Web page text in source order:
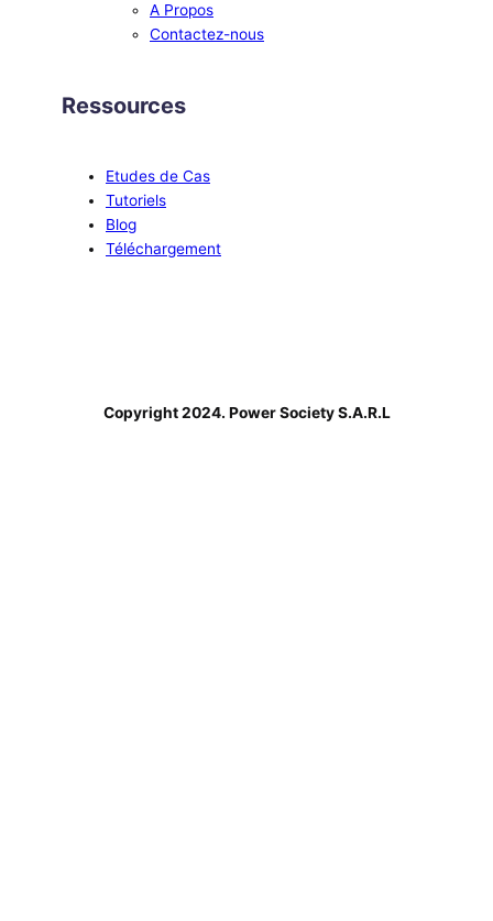
A Propos
Contactez-nous
Ressources
Etudes de Cas
Tutoriels
Blog
Téléchargement
Copyright 2024. Power Society S.A.R.L